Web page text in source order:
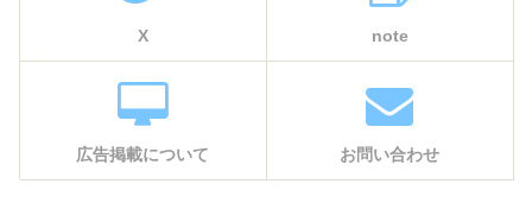
X note
広告掲載について お問い合わせ